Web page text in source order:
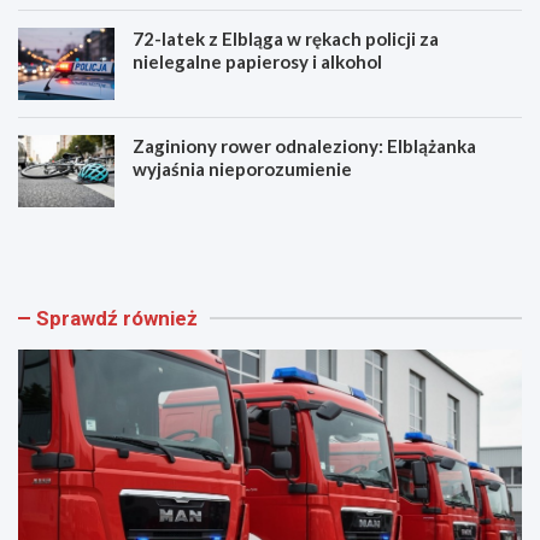
72-latek z Elbląga w rękach policji za
nielegalne papierosy i alkohol
Zaginiony rower odnaleziony: Elblążanka
wyjaśnia nieporozumienie
N
u
k
c
o
n
a
U
n
e
n
a
w
r
Sprawdź również